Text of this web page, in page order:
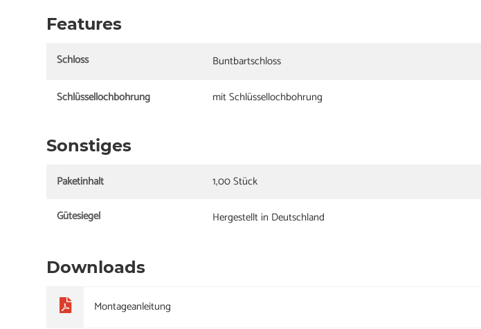
Features
Schloss Buntbartschloss
Schlüssellochbohrung mit Schlüssellochbohrung
Sonstiges
Paketinhalt
1,00 Stück
Gütesiegel
Hergestellt in Deutschland
Downloads
Montageanleitung